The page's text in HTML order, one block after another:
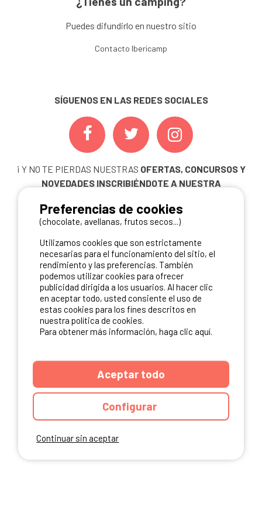
Puedes difundirlo en nuestro sitio
Contacto Ibericamp
SÍGUENOS EN LAS REDES SOCIALES
¡ Y NO TE PIERDAS NUESTRAS OFERTAS, CONCURSOS Y
NOVEDADES INSCRIBIÉNDOTE A NUESTRA
ME INSCRIBO
NUESTROS PARTNERS
Continuar sin aceptar
Preferencias de cookies
(chocolate, avellanas, frutos secos...)
Utilizamos cookies que son estrictamente
necesarias para el funcionamiento del sitio, el
rendimiento y las preferencias. También
podemos utilizar cookies para ofrecer
publicidad dirigida a los usuarios. Al hacer clic
en aceptar todo, usted consiente el uso de
estas cookies para los fines descritos en
nuestra política de cookies.
Para obtener más información, haga clic aquí.
Aceptar todo
Configurar